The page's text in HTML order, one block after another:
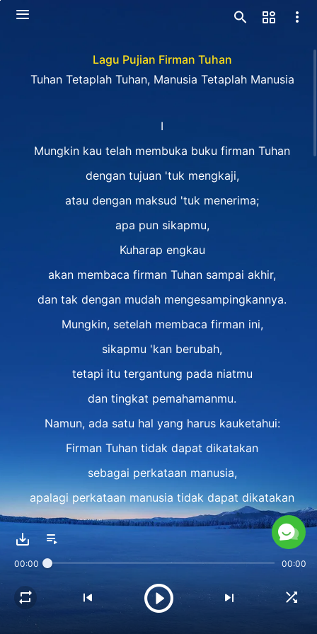
Lagu Pujian Firman Tuhan
Tuhan Tetaplah Tuhan, Manusia Tetaplah Manusia
I
Mungkin kau telah membuka buku firman Tuhan
dengan tujuan 'tuk mengkaji,
atau dengan maksud 'tuk menerima;
apa pun sikapmu,
Kuharap engkau
akan membaca firman Tuhan sampai akhir,
dan tak dengan mudah mengesampingkannya.
Mungkin, setelah membaca firman ini,
sikapmu 'kan berubah,
tetapi itu tergantung pada niatmu
dan tingkat pemahamanmu.
Namun, ada satu hal yang harus kauketahui:
Firman Tuhan tidak dapat dikatakan
sebagai perkataan manusia,
apalagi perkataan manusia tidak dapat dikatakan
sebagai firman Tuhan.
dan Tuhan yang berinkarnasi
00:00 00:00